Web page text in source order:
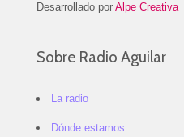
Desarrollado por Alpe Creativa
Sobre Radio Aguilar
La radio
Dónde estamos